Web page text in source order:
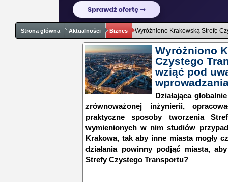
Strona główna Aktualności Biznes Wyróżniono Krakowską Strefę
Wyróżniono
Czystego
wziąć pod
Działająca
zrównoważonej inżynierii,
praktyczne sposoby tworzenia
wymienionych w nim studiów
Krakowa, tak aby inne miasta mogły
działania powinny podjąć miasta,
Strefy Czystego Transportu?